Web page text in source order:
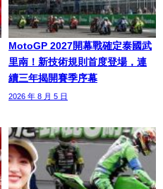
MotoGP 2027開幕戰確定泰國武
里南！新技術規則首度登場，連
續三年揭開賽季序幕
2026 年 8 月 5 日